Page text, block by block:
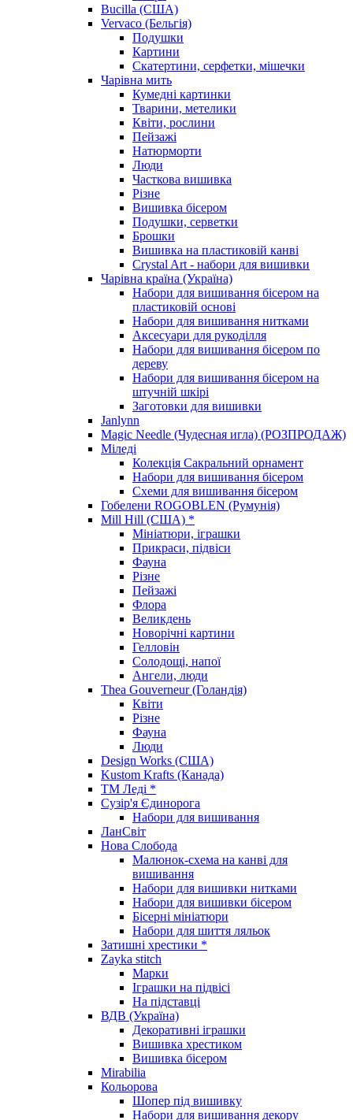
Bucilla (США)
Vervaco (Бельгія)
Подушки
Картини
Скатертини, серфетки, мішечки
Чарiвна мить
Кумедні картинки
Тварини, метелики
Квіти, рослини
Пейзажі
Натюрморти
Люди
Часткова вишивка
Різне
Вишивка бісером
Подушки, серветки
Брошки
Вишивка на пластиковій канві
Crystal Art - набори для вишивки
Чарівна країна (Україна)
Набори для вишивання бісером на
пластиковій основі
Набори для вишивання нитками
Аксесуари для рукоділля
Набори для вишивання бісером по
дереву
Набори для вишивання бісером на
штучній шкірі
Заготовки для вишивки
Janlynn
Magic Needle (Чудесная игла) (РОЗПРОДАЖ)
Міледі
Колекція Сакральний орнамент
Набори для вишивання бісером
Схеми для вишивання бісером
Гобелени ROGOBLEN (Румунія)
Mill Hill (США) *
Мініатюри, іграшки
Прикраси, підвіси
Фауна
Різне
Пейзажі
Флора
Великдень
Новорічні картини
Гелловін
Солодощі, напої
Ангели, люди
Thea Gouverneur (Голандія)
Квіти
Різне
Фауна
Люди
Design Works (США)
Kustom Krafts (Канада)
ТМ Леді *
Сузір'я Єдинорога
Набори для вишивання
ЛанСвіт
Нова Слобода
Малюнок-схема на канві для
вишивання
Набори для вишивки нитками
Набори для вишивки бісером
Бісерні мініатюри
Набори для шиття ляльок
Затишні хрестики *
Zayka stitch
Марки
Іграшки на підвісі
На підставці
ВДВ (Україна)
Декоративні іграшки
Вишивка хрестиком
Вишивка бісером
Mirabilia
Кольорова
Шопер під вишивку
Набори для вишивання декору